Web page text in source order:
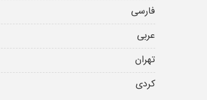
فارسی
عربی
تهران
کردی